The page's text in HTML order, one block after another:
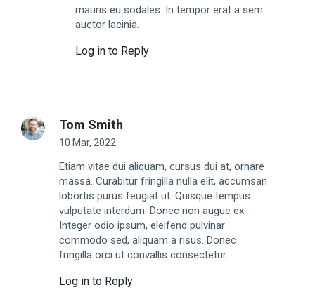
mauris eu sodales. In tempor erat a sem
auctor lacinia.
Log in to Reply
Tom Smith
10 Mar, 2022
Etiam vitae dui aliquam, cursus dui at, ornare
massa. Curabitur fringilla nulla elit, accumsan
lobortis purus feugiat ut. Quisque tempus
vulputate interdum. Donec non augue ex.
Integer odio ipsum, eleifend pulvinar
commodo sed, aliquam a risus. Donec
fringilla orci ut convallis consectetur.
Log in to Reply